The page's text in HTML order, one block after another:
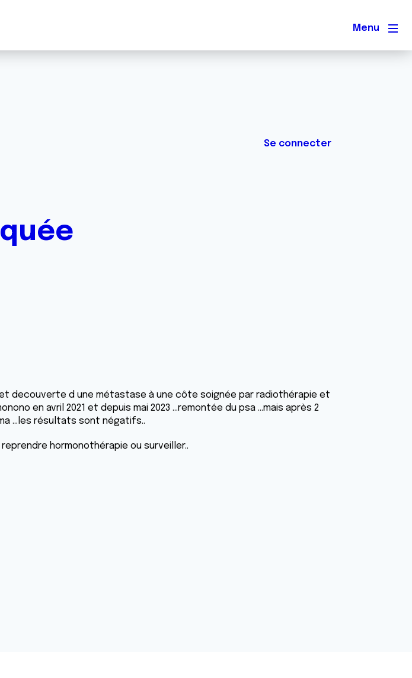
Menu
Se connecter
et decouverte d une métastase à une côte soignée par radiothérapie et
en avril 2021 et depuis mai 2023 ...remontée du psa ...mais après 2
...les résultats sont négatifs..
hormonothérapie ou surveiller..